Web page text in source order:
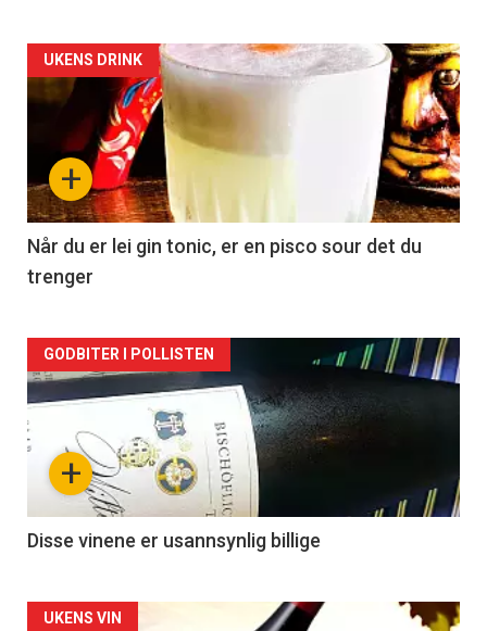
Forsiden
akkurat
nå
-
2
+
UKENS DRINK
Når du er lei gin tonic, er en pisco sour det du
trenger
Forsiden
akkurat
nå
3
+
GODBITER I POLLISTEN
Disse vinene er usannsynlig billige
UKENS VIN